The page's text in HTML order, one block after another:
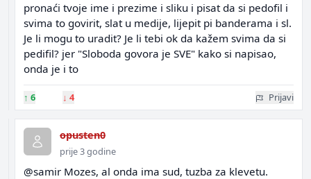
pronaći tvoje ime i prezime i sliku i pisat da si pedofil i
svima to govirit, slat u medije, lijepit pi banderama i sl.
Je li mogu to uradit? Je li tebi ok da kažem svima da si
pedifil? jer "Sloboda govora je SVE" kako si napisao,
onda je i to
↑ 6 ↓ 4 Prijavi
opusten0
prije 3 godine
@samir Mozes, al onda ima sud, tuzba za klevetu.